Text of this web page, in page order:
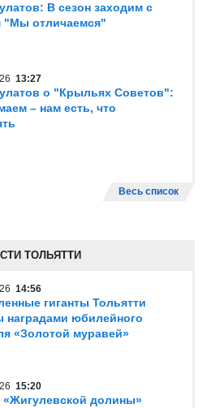
В сезон заходим с
"Мы отличаемся"
13:27
о "Крыльях Советов":
– нам есть, что
Весь список
ТОЛЬЯТТИ
14:56
гиганты Тольятти
наградами юбилейного
«Золотой муравей»
15:20
«Жигулевской долины»